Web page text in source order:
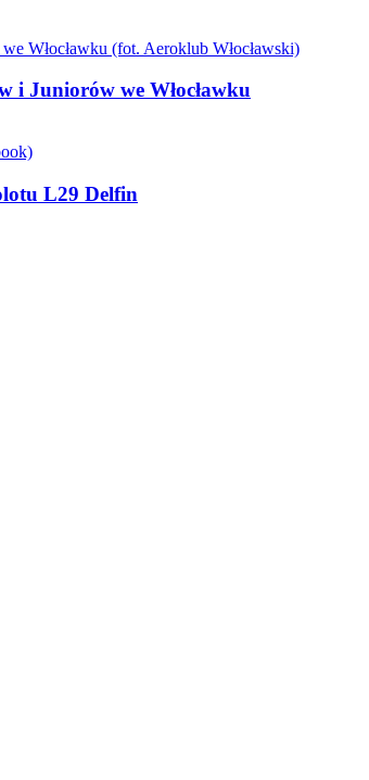
i Juniorów we Włocławku
L29 Delfin